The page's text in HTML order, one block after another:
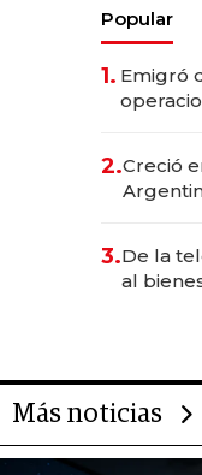
Popular
1. Emigró
2.Creció
las
3.De la
al
Más noticias